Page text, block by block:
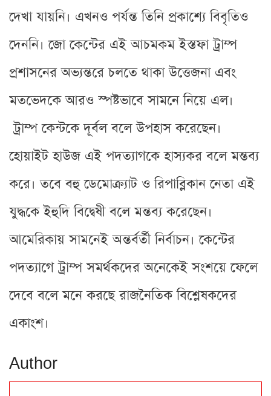
দেখা যায়নি। এখনও পর্যন্ত তিনি প্রকাশ্যে বিবৃতিও
দেননি। জো কেন্টের এই আচমকম ইস্তফা ট্রাম্প
প্রশাসনের অভ্যন্তরে চলতে থাকা উত্তেজনা এবং
মতভেদকে আরও স্পষ্টভাবে সামনে নিয়ে এল।
ট্রাম্প কেন্টকে দূর্বল বলে উপহাস করেছেন।
হোয়াইট হাউজ এই পদত্যাগকে হাস্যকর বলে মন্তব্য
করে। তবে বহু ডেমোক্র্যাট ও রিপাব্লিকান নেতা এই
যুদ্ধকে ইহুদি বিদ্বেষী বলে মন্তব্য করেছেন।
আমেরিকায় সামনেই অন্তর্বর্তী নির্বাচন। কেন্টের
পদত্যাগে ট্রাম্প সমর্থকদের অনেকেই সংশয়ে ফেলে
দেবে বলে মনে করছে রাজনৈতিক বিশ্লেষকদের
একাংশ।
Author